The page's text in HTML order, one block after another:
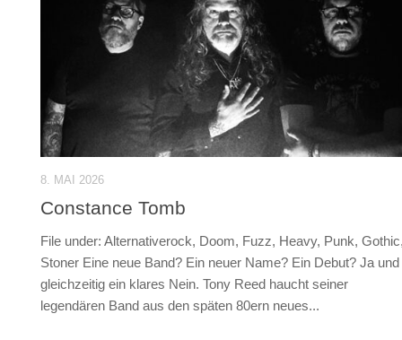
8. MAI 2026
Constance Tomb
File under: Alternativerock, Doom, Fuzz, Heavy, Punk,
Stoner Eine neue Band? Ein neuer Name? Ein Debut? Ja und
gleichzeitig ein klares Nein. Tony Reed haucht seiner
legendären Band aus den späten 80ern neues...